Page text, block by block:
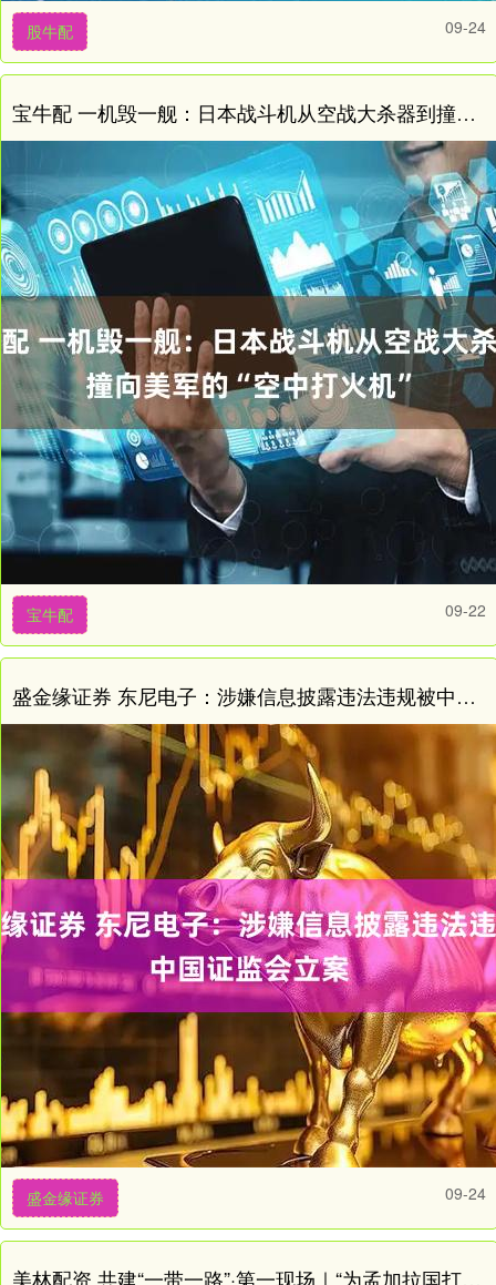
股牛配 09-24
宝牛配 一机毁一舰：日本战斗机从空战大杀器到撞向美军的“空中打火机”
宝牛配 09-22
盛金缘证券 东尼电子：涉嫌信息披露违法违规被中国证监会立案
盛金缘证券 09-24
美林配资 共建“一带一路”·第一现场｜“为孟加拉国打开互联互通的大门”